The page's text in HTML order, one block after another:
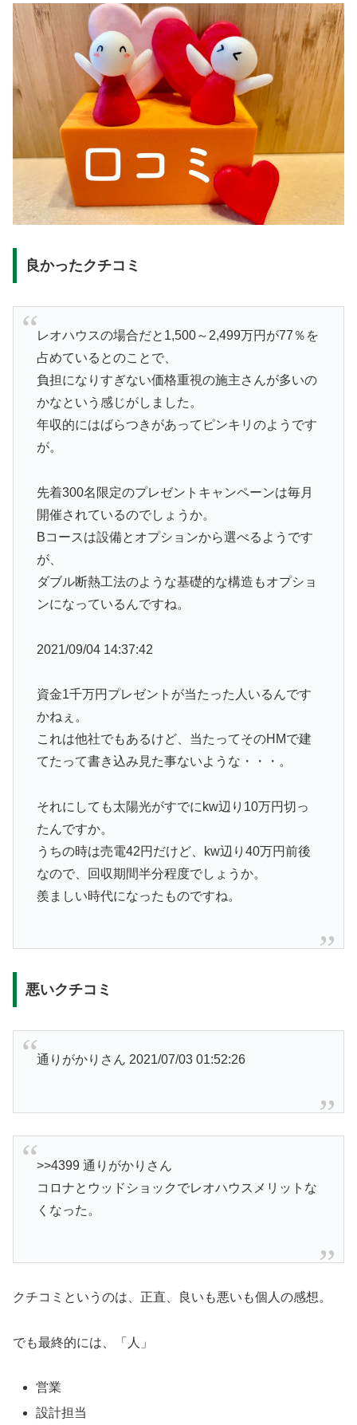
良かったクチコミ
レオハウスの場合だと1,500～2,499万円が77％を
占めているとのことで、
負担になりすぎない価格重視の施主さんが多いの
かなという感じがしました。
年収的にはばらつきがあってピンキリのようです
が。
先着300名限定のプレゼントキャンペーンは毎月
開催されているのでしょうか。
Bコースは設備とオプションから選べるようです
が、
ダブル断熱工法のような基礎的な構造もオプショ
ンになっているんですね。
2021/09/04 14:37:42
資金1千万円プレゼントが当たった人いるんです
かねぇ。
これは他社でもあるけど、当たってそのHMで建
てたって書き込み見た事ないような・・・。
それにしても太陽光がすでにkw辺り10万円切っ
たんですか。
うちの時は売電42円だけど、kw辺り40万円前後
なので、回収期間半分程度でしょうか。
羨ましい時代になったものですね。
悪いクチコミ
通りがかりさん 2021/07/03 01:52:26
>>4399 通りがかりさん
コロナとウッドショックでレオハウスメリットな
くなった。
クチコミというのは、正直、良いも悪いも個人の感想。
でも最終的には、「人」
営業
設計担当